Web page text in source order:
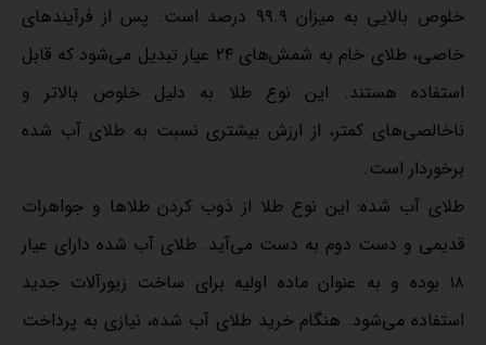
خلوص بالایی به میزان ۹۹.۹ درصد است. پس از فرآیندهای
خاصی، طلای خام به شمش‌های ۲۴ عیار تبدیل می‌شود که قابل
استفاده هستند. این نوع طلا به دلیل خلوص بالاتر و
ناخالصی‌های کمتر، از ارزش بیشتری نسبت به طلای آب شده
برخوردار است.
طلای آب شده: این نوع طلا از ذوب کردن طلاها و جواهرات
قدیمی و دست دوم به دست می‌آید. طلای آب شده دارای عیار
۱۸ بوده و به عنوان ماده اولیه برای ساخت زیورآلات جدید
استفاده می‌شود. هنگام خرید طلای آب شده، نیازی به پرداخت